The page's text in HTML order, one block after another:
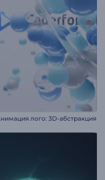
лого: 3D-абстракция